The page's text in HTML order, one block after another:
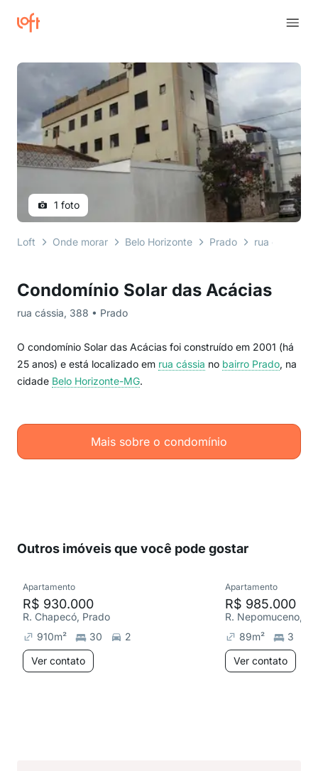
Condomínio Solar das Acácias
rua cássia, 388 • Prado
O condomínio Solar das Acácias foi construído em 2001 (há
25 anos) e está localizado em rua cássia no bairro Prado, na
cidade Belo Horizonte-MG.
Mais sobre o condomínio
1 foto
Loft Onde morar Belo Horizonte Prado rua cássia
Outros imóveis que você pode gostar
Apartamento
R$ 930.000
R. Chapecó, Prado
910m² 30
2
Ver contato
Apartamento
R$ 985.000
R. Nepomuceno,
89m² 3
Ver contato